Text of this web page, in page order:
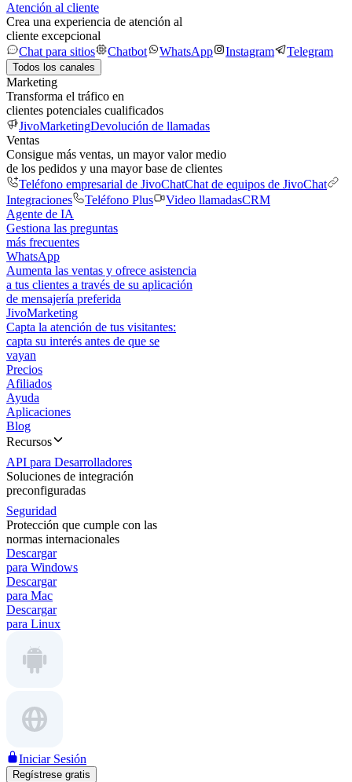
Atención al cliente
Crea una experiencia de atención al
cliente excepcional
Chat para sitios
Chatbot WhatsApp Instagram Telegram
Todos los canales
Marketing
Transforma el tráfico en
clientes potenciales cualificados
JivoMarketingDevolución de llamadas
Ventas
Consigue más ventas, un mayor valor medio
de los pedidos y una mayor base de clientes
Teléfono empresarial de JivoChatChat de equipos de JivoChat
Integraciones
Teléfono Plus Video llamadasCRM
Agente de IA
Gestiona las preguntas
más frecuentes
WhatsApp
Aumenta las ventas y ofrece asistencia
a tus clientes a través de su aplicación
de mensajería preferida
JivoMarketing
Capta la atención de tus visitantes:
capta su interés antes de que se
vayan
Precios
Afiliados
Ayuda
Aplicaciones
Blog
Recursos
API para Desarrolladores
Soluciones de integración
preconfiguradas
Seguridad
Protección que cumple con las
normas internacionales
Descargar
para Windows
Descargar
para Mac
Descargar
para Linux
Iniciar Sesión
Regístrese gratis